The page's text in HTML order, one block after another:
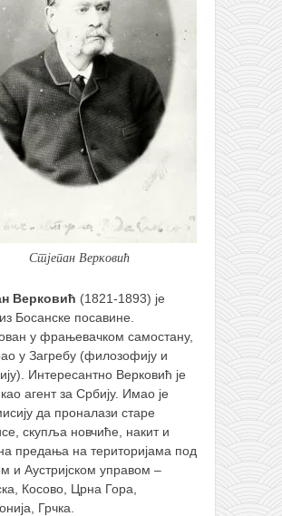
Стјепан Верковић
Верковић (1821-1893) је
Босанске посавине.
у фрањевачком самостану,
у Загребу (филозофију и
Интересантно Верковић је
агент за Србију. Имао је
да проналази старе
скупља новчиће, накит и
предања на територијама под
и Аустријском управом –
Косово, Црна Гора,
Грчка.